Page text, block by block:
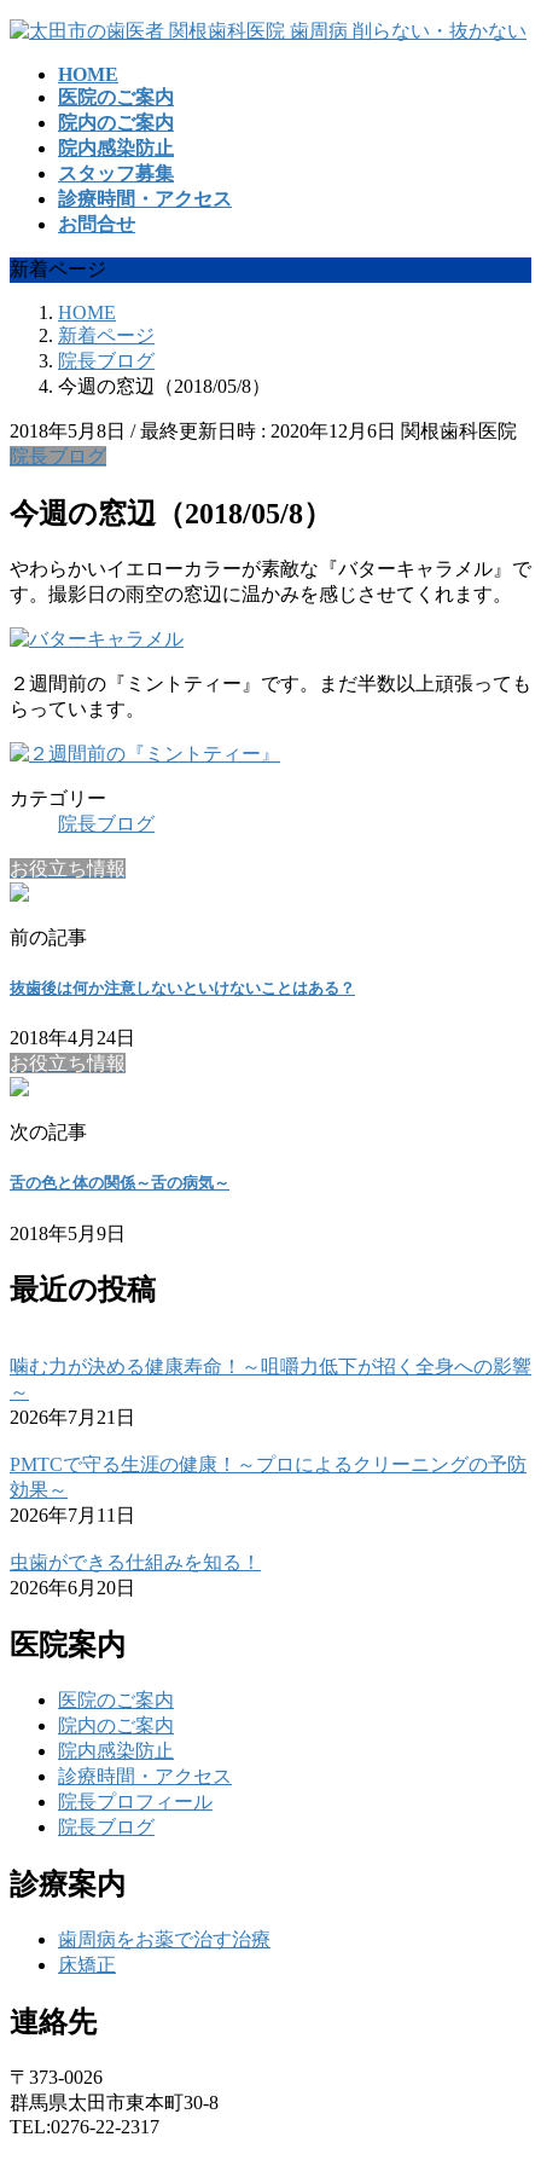
コ
プ
ナ
動
HOME
医院のご案内
院内のご案内
院内感染防止
スタッフ募集
診療時間・アクセス
お問合せ
新着ページ
HOME
新着ページ
院長ブログ
今週の窓辺（2018/05/8）
2018年5月8日 / 最終更新日時 : 2020年12月6日 関根歯科医院
院長ブログ
今週の窓辺（2018/05/8）
やわらかいイエローカラーが素敵な『バターキャラメル』で
す。撮影日の雨空の窓辺に温かみを感じさせてくれます。
２週間前の『ミントティー』です。まだ半数以上頑張っても
らっています。
カテゴリー
院長ブログ
お役立ち情報
前の記事
抜歯後は何か注意しないといけないことはある？
2018年4月24日
お役立ち情報
次の記事
舌の色と体の関係～舌の病気～
2018年5月9日
最近の投稿
噛む力が決める健康寿命！～咀嚼力低下が招く全身への影響
～
2026年7月21日
PMTCで守る生涯の健康！～プロによるクリーニングの予防
効果～
2026年7月11日
虫歯ができる仕組みを知る！
2026年6月20日
医院案内
医院のご案内
院内のご案内
院内感染防止
診療時間・アクセス
院長プロフィール
院長ブログ
診療案内
歯周病をお薬で治す治療
床矯正
連絡先
〒373-0026
群馬県太田市東本町30-8
TEL:0276-22-2317